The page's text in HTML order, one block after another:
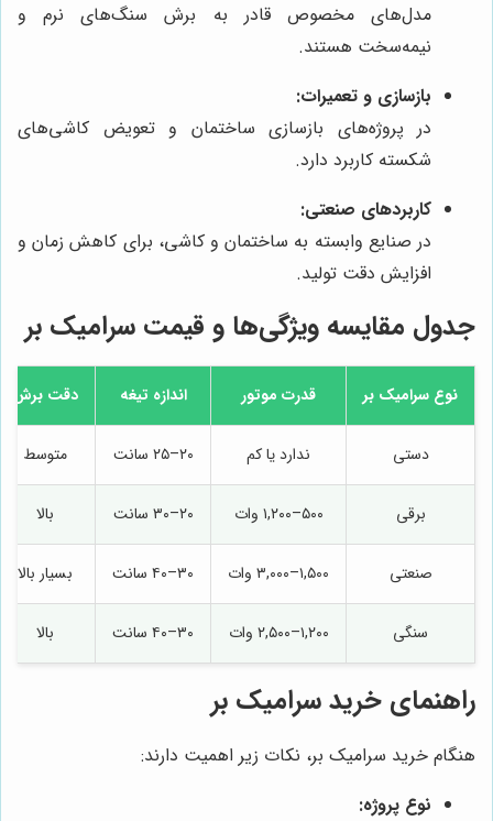
مدل‌های مخصوص قادر به برش سنگ‌های نرم و
نیمه‌سخت هستند.
بازسازی و تعمیرات:
در پروژه‌های بازسازی ساختمان و تعویض کاشی‌های
شکسته کاربرد دارد.
کاربردهای صنعتی:
در صنایع وابسته به ساختمان و کاشی، برای کاهش زمان و
افزایش دقت تولید.
جدول مقایسه ویژگی‌ها و قیمت سرامیک بر
نوع سرامیک بر قدرت موتور اندازه تیغه دقت برش
دستی ندارد یا کم ۲۰–۲۵ سانت متوسط
برقی ۵۰۰–۱,۲۰۰ وات ۲۰–۳۰ سانت بالا
صنعتی ۱,۵۰۰–۳,۰۰۰ وات ۳۰–۴۰ سانت بسیار بالا
سنگی ۱,۲۰۰–۲,۵۰۰ وات ۳۰–۴۰ سانت بالا
راهنمای خرید سرامیک بر
هنگام خرید سرامیک بر، نکات زیر اهمیت دارند:
نوع پروژه: